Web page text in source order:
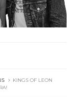
KINGS OF LEON